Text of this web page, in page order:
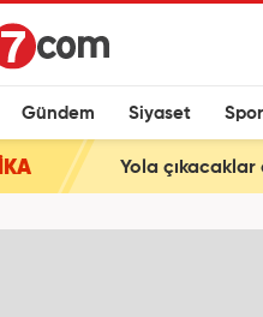
Gündem Siyaset Spor
Yola